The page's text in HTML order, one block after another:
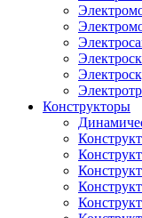
Конструкторы